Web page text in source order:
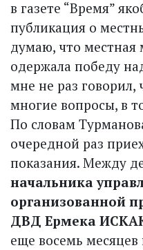
в газете “Время”
публикация о
думаю, что местная
одержала победу
мне не раз
многие вопросы, в
По словам
очередной раз
показания. Между
начальника
организованной
ДВД Ермека
еще восемь